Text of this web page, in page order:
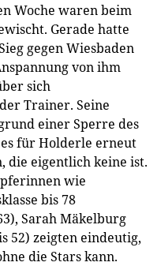
Woche waren beim
Gerade hatte
gegen Wiesbaden
von ihm
sich
Trainer. Seine
einer Sperre des
für Holderle erneut
die eigentlich keine ist.
wie
bis 78
Sarah Mäkelburg
52) zeigten eindeutig,
die Stars kann.